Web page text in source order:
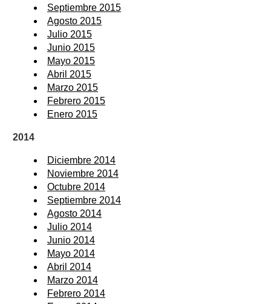
Septiembre 2015
Agosto 2015
Julio 2015
Junio 2015
Mayo 2015
Abril 2015
Marzo 2015
Febrero 2015
Enero 2015
2014
Diciembre 2014
Noviembre 2014
Octubre 2014
Septiembre 2014
Agosto 2014
Julio 2014
Junio 2014
Mayo 2014
Abril 2014
Marzo 2014
Febrero 2014